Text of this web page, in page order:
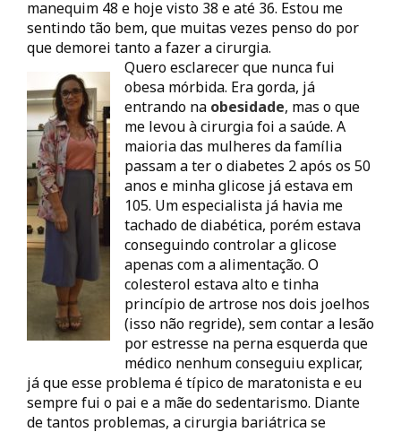
manequim 48 e hoje visto 38 e até 36. Estou me
sentindo tão bem, que muitas vezes penso do por
que demorei tanto a fazer a cirurgia.
Quero esclarecer que nunca fui
obesa mórbida. Era gorda, já
entrando na obesidade, mas o que
me levou à cirurgia foi a saúde. A
maioria das mulheres da família
passam a ter o diabetes 2 após os 50
anos e minha glicose já estava em
105. Um especialista já havia me
tachado de diabética, porém estava
conseguindo controlar a glicose
apenas com a alimentação. O
colesterol estava alto e tinha
princípio de artrose nos dois joelhos
(isso não regride), sem contar a lesão
por estresse na perna esquerda que
médico nenhum conseguiu explicar,
já que esse problema é típico de maratonista e eu
sempre fui o pai e a mãe do sedentarismo. Diante
de tantos problemas, a cirurgia bariátrica se